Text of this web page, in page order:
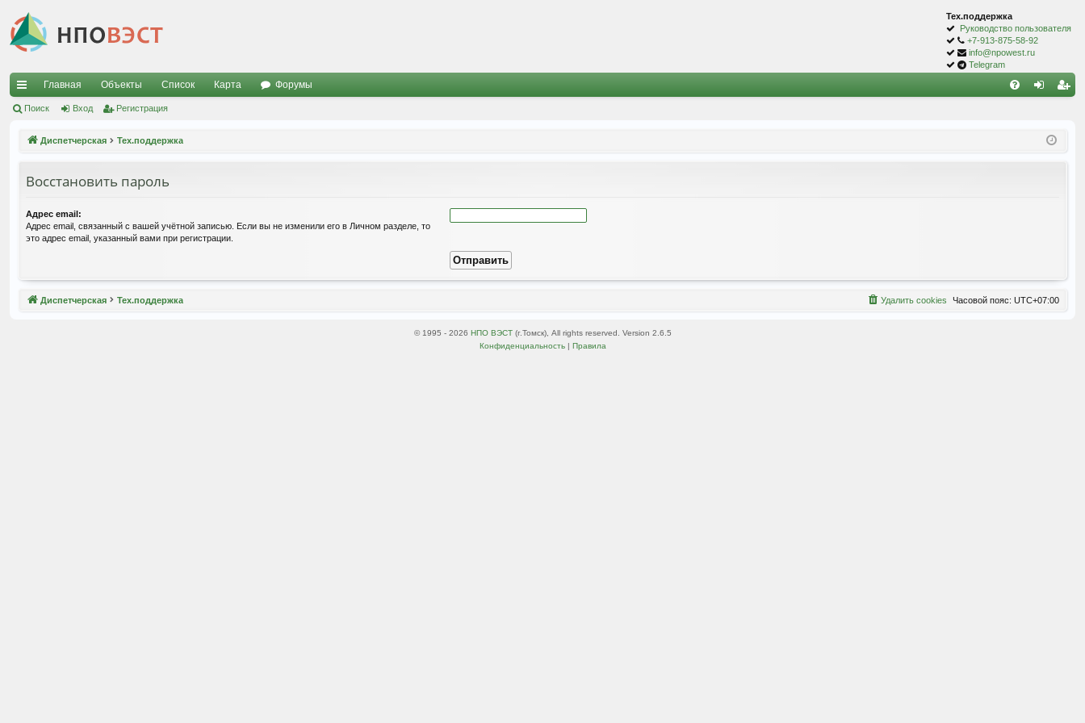
Тех.поддержка
Руководство пользователя
+7-913-875-58-92
info@npowest.ru
Telegram
с
Главная Объекты Список Карта Форумы
Поиск Вход Регистрация
Диспетчерская Тех.поддержка
Восстановить пароль
Адрес email:
Адрес email, связанный с вашей учётной записью. Если вы не изменили его в Личном разделе, то
это адрес email, указанный вами при регистрации.
Диспетчерская Тех.поддержка Часовой пояс: UTC+07:00
Удалить cookies
© 1995 - 2026 НПО ВЭСТ(г.Томск), All rights reserved. Version 2.6.5
Конфиденциальность| Правила